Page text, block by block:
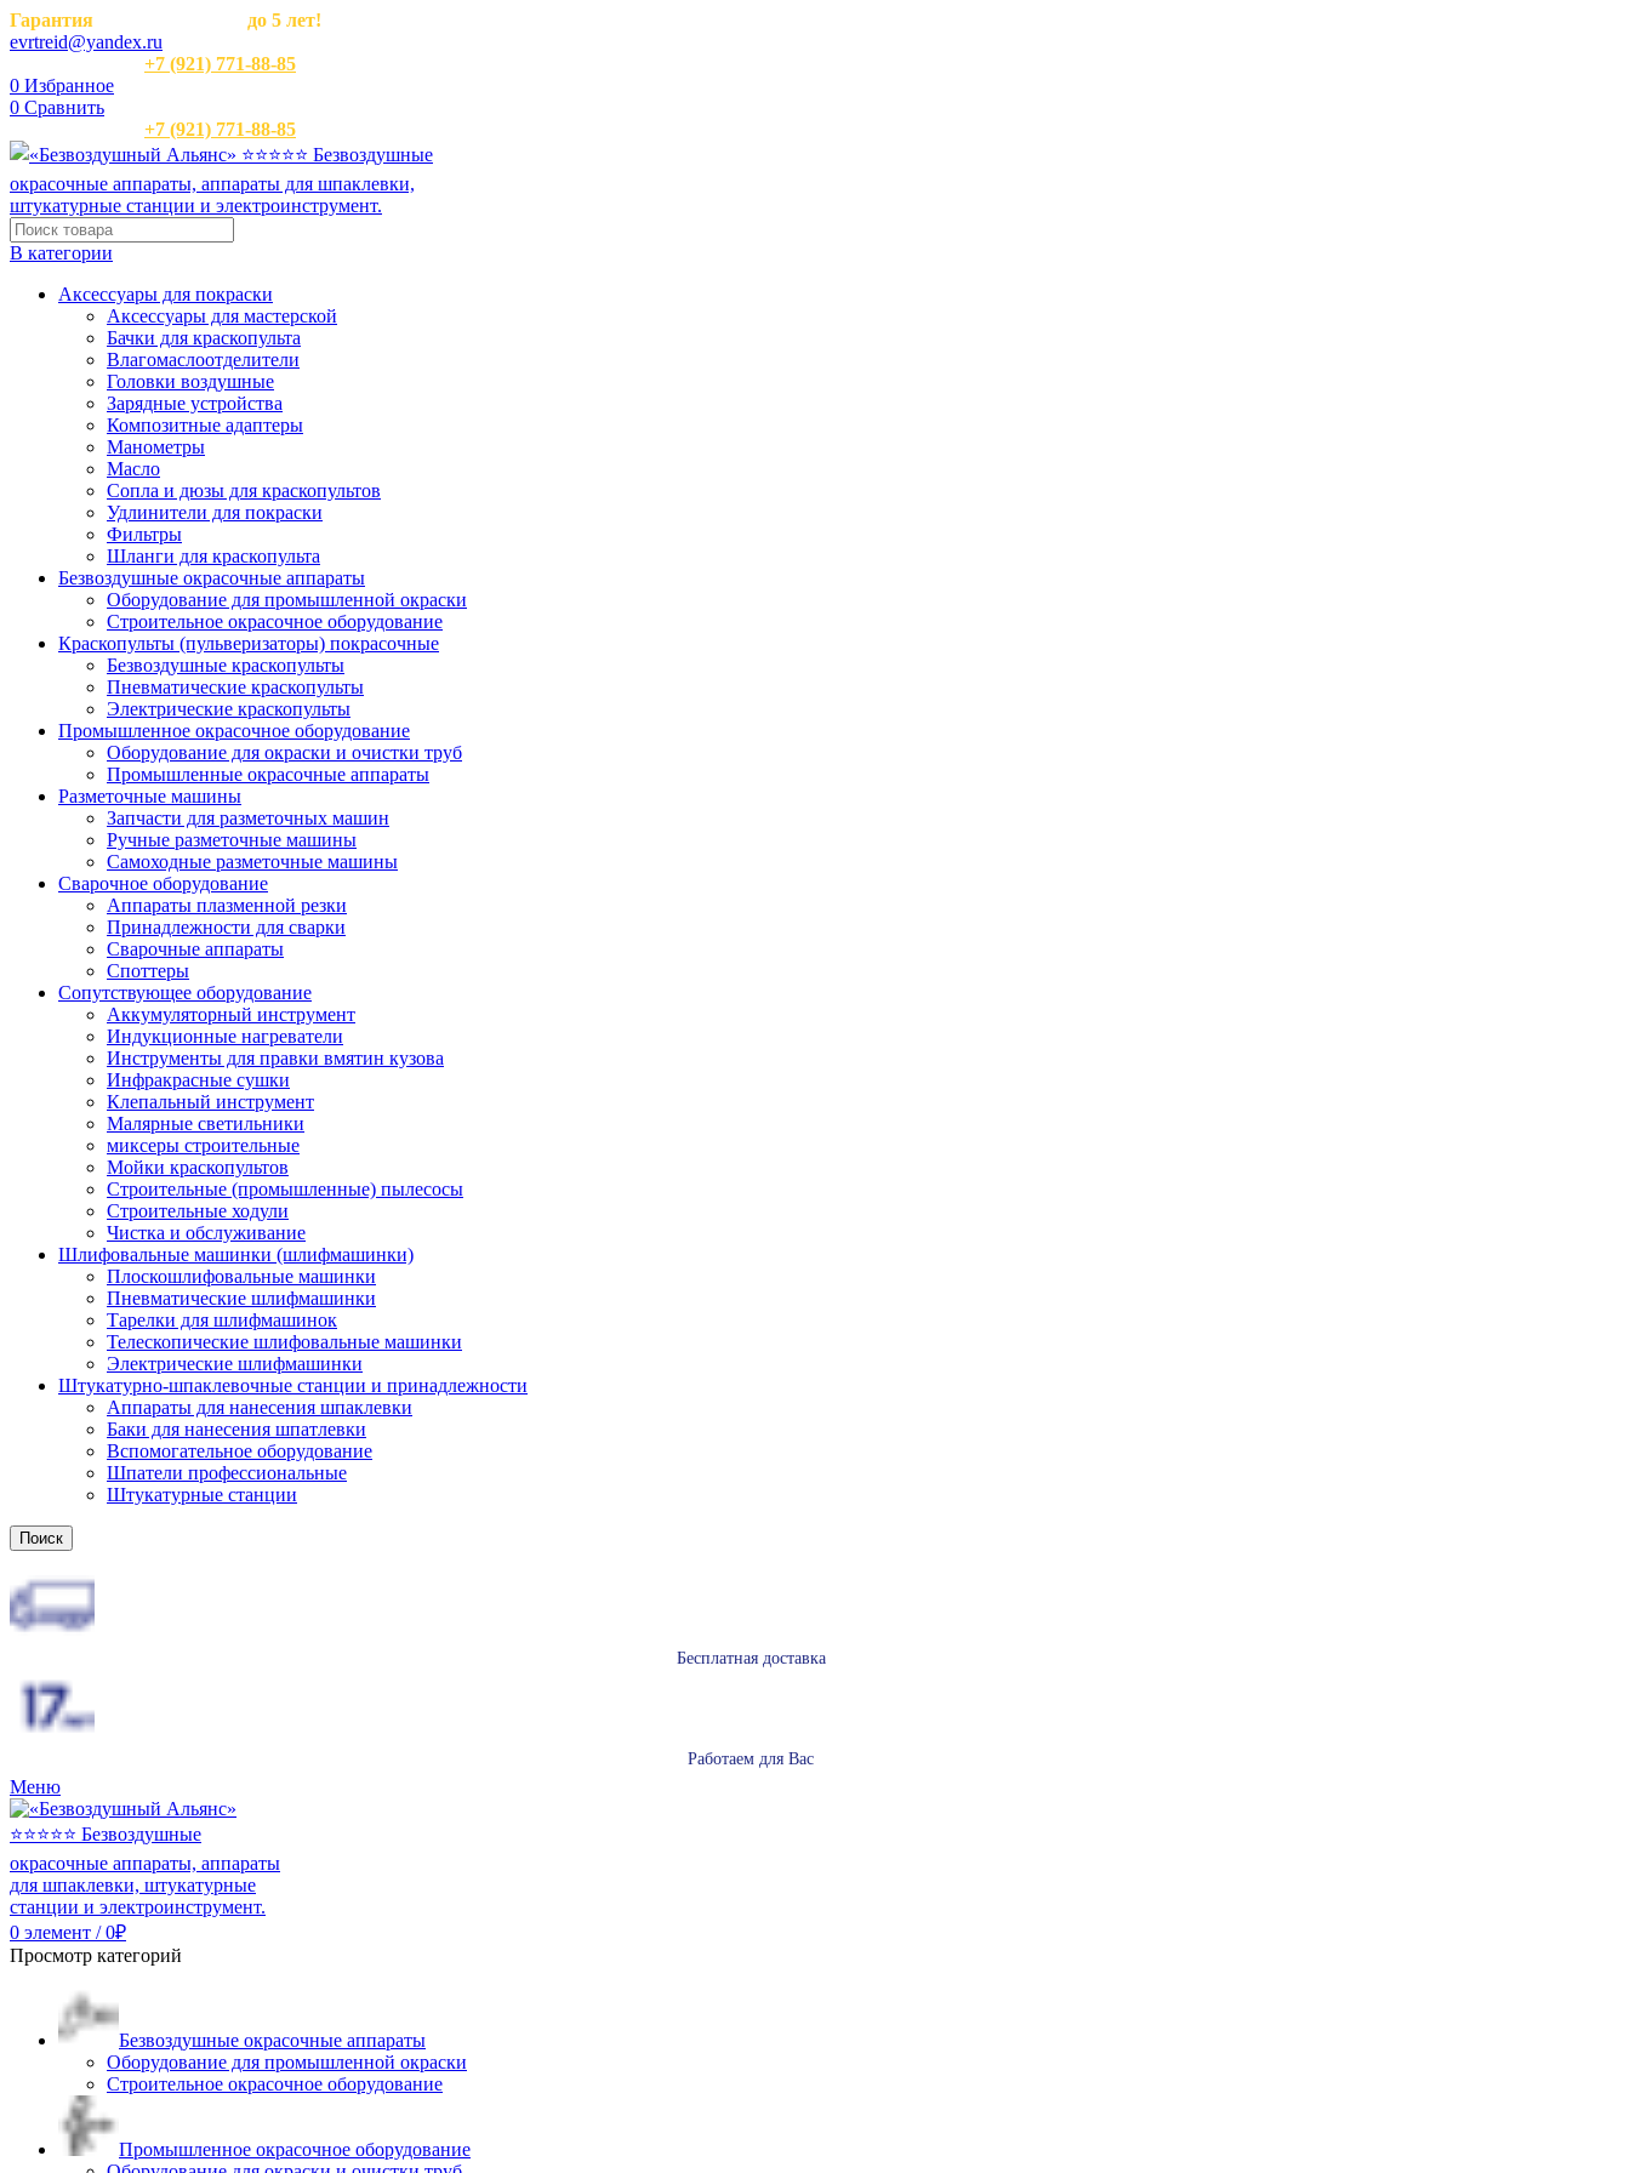
Гарантия
до 5 лет!
evrtreid@yandex.ru
+7 (921) 771-88-85
0 Избранное
0 Сравнить
+7 (921) 771-88-85
В категории
Аксессуары для покраски
Аксессуары для мастерской
Бачки для краскопульта
Влагомаслоотделители
Головки воздушные
Зарядные устройства
Композитные адаптеры
Манометры
Масло
Сопла и дюзы для краскопультов
Удлинители для покраски
Фильтры
Шланги для краскопульта
Безвоздушные окрасочные аппараты
Оборудование для промышленной окраски
Строительное окрасочное оборудование
Краскопульты (пульверизаторы) покрасочные
Безвоздушные краскопульты
Пневматические краскопульты
Электрические краскопульты
Промышленное окрасочное оборудование
Оборудование для окраски и очистки труб
Промышленные окрасочные аппараты
Разметочные машины
Запчасти для разметочных машин
Ручные разметочные машины
Самоходные разметочные машины
Сварочное оборудование
Аппараты плазменной резки
Принадлежности для сварки
Сварочные аппараты
Споттеры
Сопутствующее оборудование
Аккумуляторный инструмент
Индукционные нагреватели
Инструменты для правки вмятин кузова
Инфракрасные сушки
Клепальный инструмент
Малярные светильники
миксеры строительные
Мойки краскопультов
Строительные (промышленные) пылесосы
Строительные ходули
Чистка и обслуживание
Шлифовальные машинки (шлифмашинки)
Плоскошлифовальные машинки
Пневматические шлифмашинки
Тарелки для шлифмашинок
Телескопические шлифовальные машинки
Электрические шлифмашинки
Штукатурно-шпаклевочные станции и принадлежности
Аппараты для нанесения шпаклевки
Баки для нанесения шпатлевки
Вспомогательное оборудование
Шпатели профессиональные
Штукатурные станции
Поиск
Бесплатная доставка
Работаем для Вас
Меню
0 элемент / 0₽
Просмотр категорий
Безвоздушные окрасочные аппараты
Оборудование для промышленной окраски
Строительное окрасочное оборудование
Промышленное окрасочное оборудование